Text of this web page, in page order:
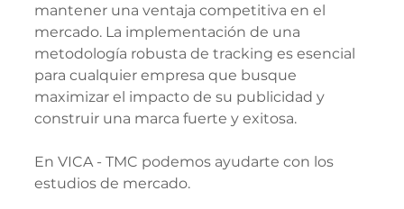
mantener una ventaja competitiva en el
mercado. La implementación de una
metodología robusta de tracking es esencial
para cualquier empresa que busque
maximizar el impacto de su publicidad y
construir una marca fuerte y exitosa.
En VICA - TMC podemos ayudarte con los
estudios de mercado.